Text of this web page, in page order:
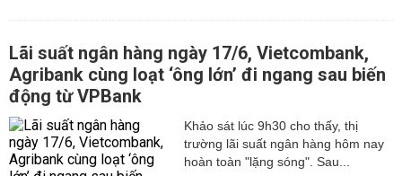
Lãi suất ngân hàng ngày 17/6, Vietcombank,
Agribank cùng loạt ‘ông lớn’ đi ngang sau biến
động từ VPBank
Khảo sát lúc 9h30 cho thấy, thị
trường lãi suất ngân hàng hôm nay
hoàn toàn "lặng sóng". Sau...